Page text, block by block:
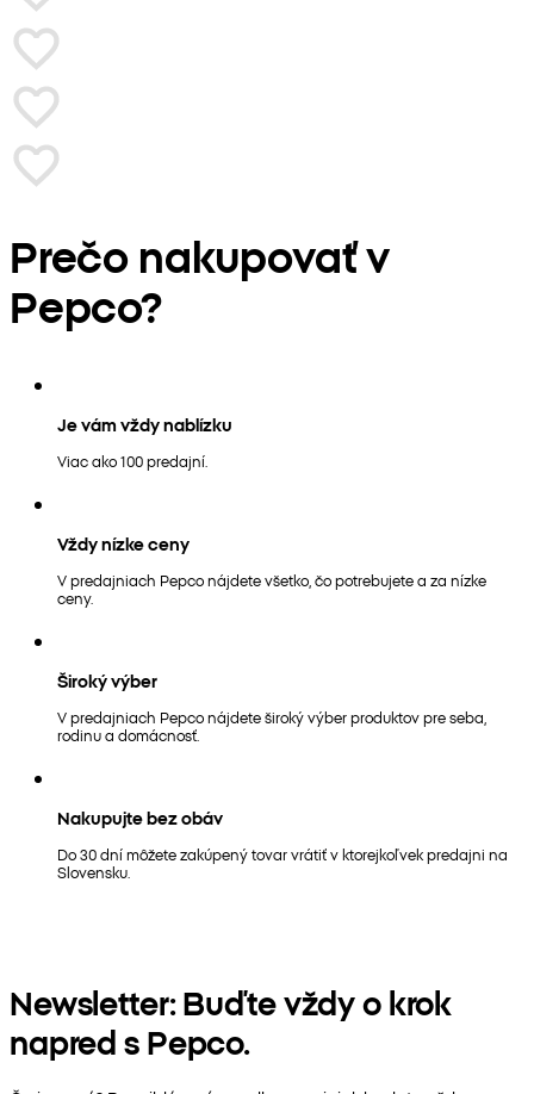
Prečo nakupovať v
Pepco?
Je vám vždy nablízku
Viac ako 100 predajní.
Vždy nízke ceny
V predajniach Pepco nájdete všetko, čo potrebujete a za nízke
ceny.
Široký výber
V predajniach Pepco nájdete široký výber produktov pre seba,
rodinu a domácnosť.
Nakupujte bez obáv
Do 30 dní môžete zakúpený tovar vrátiť v ktorejkoľvek predajni na
Slovensku.
Newsletter: Buďte vždy o krok
napred s Pepco.